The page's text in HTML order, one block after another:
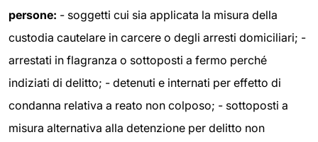
persone: - soggetti cui sia applicata la misura della
custodia cautelare in carcere o degli arresti domiciliari; -
arrestati in flagranza o sottoposti a fermo perché
indiziati di delitto; - detenuti e internati per effetto di
condanna relativa a reato non colposo; - sottoposti a
misura alternativa alla detenzione per delitto non